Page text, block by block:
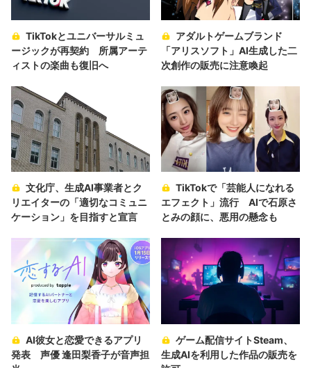
TikTokとユニバーサルミュ
ージックが再契約 所属アーテ
ィストの楽曲も復旧へ
アダルトゲームブランド
「アリスソフト」AI生成した二
次創作の販売に注意喚起
文化庁、生成AI事業者とク
リエイターの「適切なコミュニ
ケーション」を目指すと宣言
TikTokで「芸能人になれる
エフェクト」流行 AIで石原さ
とみの顔に、悪用の懸念も
AI彼女と恋愛できるアプリ
発表 声優 逢田梨香子が音声担
ゲーム配信サイトSteam、
生成AIを利用した作品の販売を